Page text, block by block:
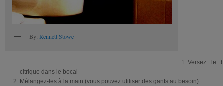
By: Rennett Stowe
Versez le
citrique dans le bocal
Mélangez-les à la main (vous pouvez utiliser des gants au besoin)